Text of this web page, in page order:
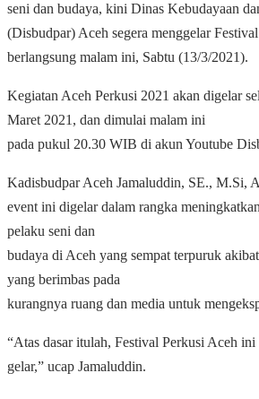
seni dan budaya, kini Dinas Kebudayaan
(Disbudpar) Aceh segera menggelar
berlangsung malam ini, Sabtu (13/3/2021).
Kegiatan Aceh Perkusi 2021 akan digelar
Maret 2021, dan dimulai malam ini
pada pukul 20.30 WIB di akun Youtube
Kadisbudpar Aceh Jamaluddin, SE., M.Si,
event ini digelar dalam rangka
pelaku seni dan
budaya di Aceh yang sempat terpuruk
yang berimbas pada
kurangnya ruang dan media untuk
“Atas dasar itulah, Festival Perkusi Aceh ini
gelar,” ucap Jamaluddin.